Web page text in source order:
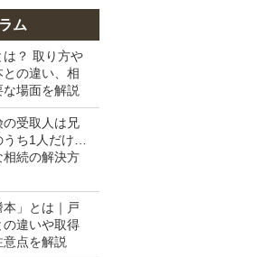
ム
は？ 取り方や
との違い、相
場面を解説
の受取人は兄
うち1人だけ…
相続の解決方
本」とは｜戸
の違いや取得
意点を解説